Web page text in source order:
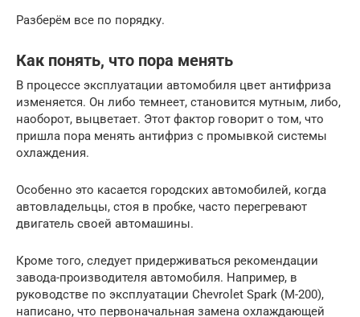
Разберём все по порядку.
Как понять, что пора менять
В процессе эксплуатации автомобиля цвет антифриза
изменяется. Он либо темнеет, становится мутным, либо,
наоборот, выцветает. Этот фактор говорит о том, что
пришла пора менять антифриз с промывкой системы
охлаждения.
Особенно это касается городских автомобилей, когда
автовладельцы, стоя в пробке, часто перегревают
двигатель своей автомашины.
Кроме того, следует придерживаться рекомендации
завода-производителя автомобиля. Например, в
руководстве по эксплуатации Chevrolet Spark (M-200),
написано, что первоначальная замена охлаждающей